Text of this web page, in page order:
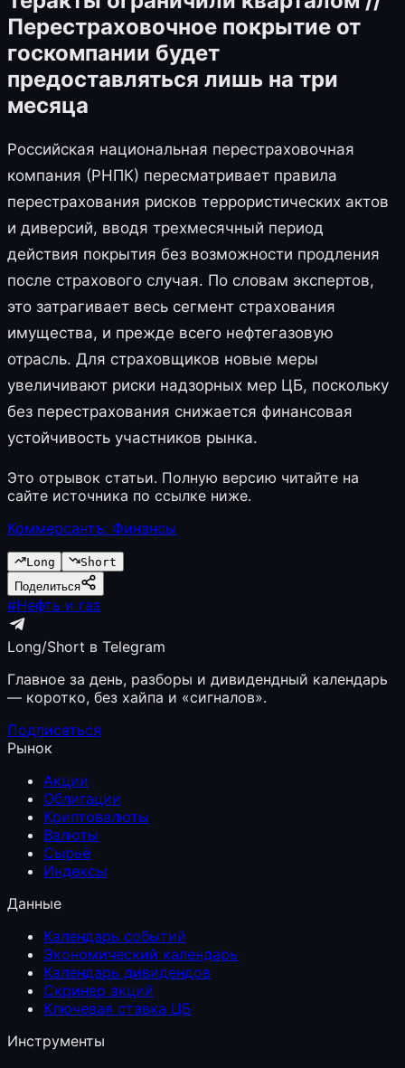
Перестраховочное покрытие от
госкомпании будет
предоставляться лишь на три
месяца
Российская национальная перестраховочная
компания (РНПК) пересматривает правила
перестрахования рисков террористических актов
и диверсий, вводя трехмесячный период
действия покрытия без возможности продления
после страхового случая. По словам экспертов,
это затрагивает весь сегмент страхования
имущества, и прежде всего нефтегазовую
отрасль. Для страховщиков новые меры
увеличивают риски надзорных мер ЦБ, поскольку
без перестрахования снижается финансовая
устойчивость участников рынка.
Это отрывок статьи. Полную версию читайте на
сайте источника по ссылке ниже.
Коммерсантъ: Финансы
Long
Short
Поделиться
#Нефть и газ
Long/Short в Telegram
Главное за день, разборы и дивидендный календарь
— коротко, без хайпа и «сигналов».
Подписаться
Рынок
Акции
Облигации
Криптовалюты
Валюты
Сырьё
Индексы
Данные
Календарь событий
Экономический календарь
Календарь дивидендов
Скринер акций
Ключевая ставка ЦБ
Инструменты